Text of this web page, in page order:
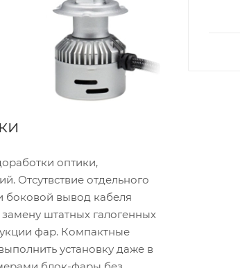
оптики,
Отсутвствие отдельного
боковой вывод кабеля
штатных галогенных
фар. Компактные
установку даже в